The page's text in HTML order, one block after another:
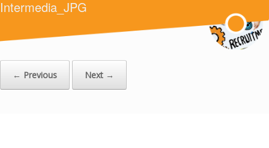
Intermedia_JPG
← Previous Next →